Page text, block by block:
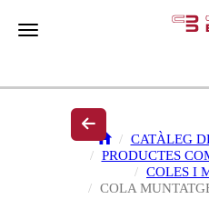
Toggle navigation
CATÀLEG
PRODUCTES
COLES I
COLA